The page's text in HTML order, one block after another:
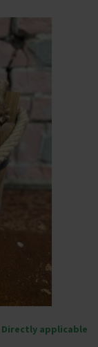
Directly applicable